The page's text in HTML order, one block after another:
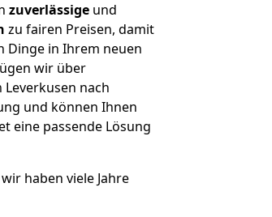
zuverlässige und
zu fairen Preisen, damit
Dinge in Ihrem neuen
wir über
nach
und können Ihnen
eine passende Lösung
haben viele Jahre